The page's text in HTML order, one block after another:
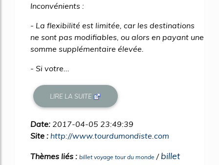
Inconvénients :
- La flexibilité est limitée, car les destinations
ne sont pas modifiables, ou alors en payant une
somme supplémentaire élevée.
- Si votre...
LIRE LA SUITE
Date: 2017-04-05 23:49:39
Site : http://www.tourdumondiste.com
Thèmes liés : billet voyage tour du monde / billet